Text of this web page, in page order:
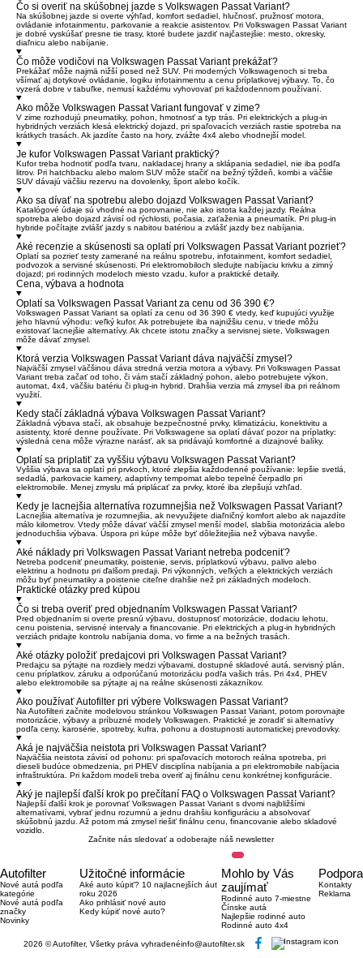
Čo si overiť na skúšobnej jazde s Volkswagen Passat Variant?
Na skúšobnej jazde si overte výhľad, komfort sedadiel, hlučnosť, pružnosť motora,
ovládanie infotainmentu, parkovanie a reakcie asistentov. Pri Volkswagen Passat Variant
je dobré vyskúšať presne tie trasy, ktoré budete jazdiť najčastejšie: mesto, okresky,
diaľnicu alebo nabíjanie.
Čo môže vodičovi na Volkswagen Passat Variant prekážať?
Prekážať môže najmä nižší posed než SUV. Pri moderných Volkswagenoch si treba
všímať aj dotykové ovládanie, logiku infotainmentu a cenu príplatkovej výbavy. To, čo
vyzerá dobre v tabuľke, nemusí každému vyhovovať pri každodennom používaní.
Ako môže Volkswagen Passat Variant fungovať v zime?
V zime rozhodujú pneumatiky, pohon, hmotnosť a typ trás. Pri elektrických a plug-in
hybridných verziách klesá elektrický dojazd, pri spaľovacích verziách rastie spotreba na
krátkych trasách. Ak jazdíte často na hory, zvážte 4x4 alebo vhodnejší model.
Je kufor Volkswagen Passat Variant praktický?
Kufor treba hodnotiť podľa tvaru, nakladacej hrany a sklápania sedadiel, nie iba podľa
litrov. Pri hatchbacku alebo malom SUV môže stačiť na bežný týždeň, kombi a väčšie
SUV dávajú väčšiu rezervu na dovolenky, šport alebo kočík.
Ako sa dívať na spotrebu alebo dojazd Volkswagen Passat Variant?
Katalógové údaje sú vhodné na porovnanie, nie ako istota každej jazdy. Reálna
spotreba alebo dojazd závisí od rýchlosti, počasia, zaťaženia a pneumatík. Pri plug-in
hybride počítajte zvlášť jazdy s nabitou batériou a zvlášť jazdy bez nabíjania.
Aké recenzie a skúsenosti sa oplatí pri Volkswagen Passat Variant pozrieť?
Oplatí sa pozrieť testy zamerané na reálnu spotrebu, infotainment, komfort sedadiel,
podvozok a servisné skúsenosti. Pri elektromobiloch sledujte nabíjaciu krivku a zimný
dojazd; pri rodinných modeloch miesto vzadu, kufor a praktické detaily.
Cena, výbava a hodnota
Oplatí sa Volkswagen Passat Variant za cenu od 36 390 €?
Volkswagen Passat Variant sa oplatí za cenu od 36 390 € vtedy, keď kupujúci využije
jeho hlavnú výhodu: veľký kufor. Ak potrebujete iba najnižšiu cenu, v triede môžu
existovať lacnejšie alternatívy. Ak chcete istotu značky a servisnej siete, Volkswagen
môže dávať zmysel.
Ktorá verzia Volkswagen Passat Variant dáva najväčší zmysel?
Najväčší zmysel väčšinou dáva stredná verzia motora a výbavy. Pri Volkswagen Passat
Variant treba začať od toho, či vám stačí základný pohon, alebo potrebujete výkon,
automat, 4x4, väčšiu batériu či plug-in hybrid. Drahšia verzia má zmysel iba pri reálnom
využití.
Kedy stačí základná výbava Volkswagen Passat Variant?
Základná výbava stačí, ak obsahuje bezpečnostné prvky, klimatizáciu, konektivitu a
asistenty, ktoré denne používate. Pri Volkswagene sa oplatí dávať pozor na príplatky:
výsledná cena môže výrazne narásť, ak sa pridávajú komfortné a dizajnové balíky.
Oplatí sa priplatiť za vyššiu výbavu Volkswagen Passat Variant?
Vyššia výbava sa oplatí pri prvkoch, ktoré zlepšia každodenné používanie: lepšie svetlá,
sedadlá, parkovacie kamery, adaptívny tempomat alebo tepelné čerpadlo pri
elektromobile. Menej zmyslu má priplácať za prvky, ktoré iba zlepšujú vzhľad.
Kedy je lacnejšia alternatíva rozumnejšia než Volkswagen Passat Variant?
Lacnejšia alternatíva je rozumnejšia, ak nevyužijete diaľničný komfort alebo ak najazdíte
málo kilometrov. Vtedy môže dávať väčší zmysel menší model, slabšia motorizácia alebo
jednoduchšia výbava. Úspora pri kúpe môže byť dôležitejšia než výbava navyše.
Aké náklady pri Volkswagen Passat Variant netreba podceniť?
Netreba podceniť pneumatiky, poistenie, servis, príplatkovú výbavu, palivo alebo
elektrinu a hodnotu pri ďalšom predaji. Pri výkonných, veľkých a elektrických verziách
môžu byť pneumatiky a poistenie citeľne drahšie než pri základných modeloch.
Praktické otázky pred kúpou
Čo si treba overiť pred objednaním Volkswagen Passat Variant?
Pred objednaním si overte presnú výbavu, dostupnosť motorizácie, dodaciu lehotu,
cenu poistenia, servisné intervaly a financovanie. Pri elektrických a plug-in hybridných
verziách pridajte kontrolu nabíjania doma, vo firme a na bežných trasách.
Aké otázky položiť predajcovi pri Volkswagen Passat Variant?
Predajcu sa pýtajte na rozdiely medzi výbavami, dostupné skladové autá, servisný plán,
cenu príplatkov, záruku a odporúčanú motorizáciu podľa vašich trás. Pri 4x4, PHEV
alebo elektromobile sa pýtajte aj na reálne skúsenosti zákazníkov.
Ako používať Autofilter pri výbere Volkswagen Passat Variant?
Na Autofilteri začnite modelovou stránkou Volkswagen Passat Variant, potom porovnajte
motorizácie, výbavy a príbuzné modely Volkswagen. Praktické je zoradiť si alternatívy
podľa ceny, karosérie, spotreby, kufra, pohonu a dostupnosti automatickej prevodovky.
Aká je najväčšia neistota pri Volkswagen Passat Variant?
Najväčšia neistota závisí od pohonu: pri spaľovacích motoroch reálna spotreba, pri
dieseli budúce obmedzenia, pri PHEV disciplína nabíjania a pri elektromobile nabíjacia
infraštruktúra. Pri každom modeli treba overiť aj finálnu cenu konkrétnej konfigurácie.
Aký je najlepší ďalší krok po prečítaní FAQ o Volkswagen Passat Variant?
Najlepší ďalší krok je porovnať Volkswagen Passat Variant s dvomi najbližšími
alternatívami, vybrať jednu rozumnú a jednu drahšiu konfiguráciu a absolvovať
skúšobnú jazdu. Až potom má zmysel riešiť finálnu cenu, financovanie alebo skladové
vozidlo.
Začnite nás sledovať a odoberajte náš newsletter
Autofilter
Nové autá podľa
kategórie
Nové autá podľa
značky
Novinky
Užitočné informácie
Aké auto kúpiť? 10 najlacnejších áut
roku 2026
Ako prihlásiť nové auto
Kedy kúpiť nové auto?
Mohlo by Vás
zaujímať
Rodinné auto 7-miestne
Čínske autá
Najlepšie rodinné auto
Rodinné auto 4x4
Podpora
Kontakty
Reklama
2026 © Autofilter, Všetky práva vyhradenéinfo@autofilter.sk